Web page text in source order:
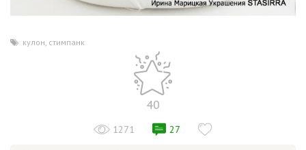
кулон, стимпанк
40
1271 27